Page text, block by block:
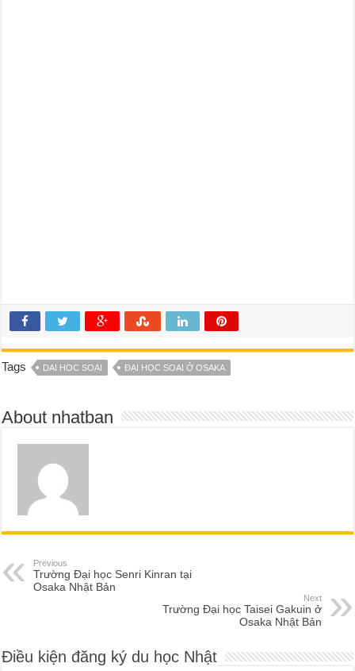
Tags DAI HOC SOAI ĐẠI HỌC SOAI Ở OSAKA
About nhatban
Previous
Trường Đại học Senri Kinran tại
Osaka Nhật Bản
Next
Trường Đại học Taisei Gakuin ở
Osaka Nhật Bản
Điều kiện đăng ký du học Nhật